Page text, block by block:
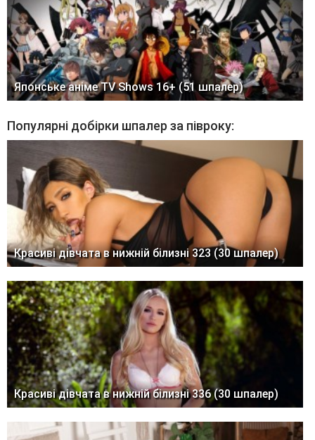
Японське аніме TV Shows 16+ (51 шпалер)
Популярні добірки шпалер за півроку:
Красиві дівчата в нижній білизні 323 (30 шпалер)
Красиві дівчата в нижній білизні 336 (30 шпалер)